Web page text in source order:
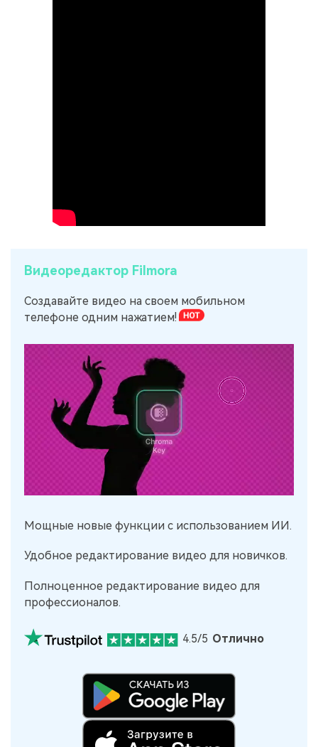
Видеоредактор Filmora
Создавайте видео на своем мобильном
телефоне одним нажатием!
Мощные новые функции с использованием ИИ.
Удобное редактирование видео для новичков.
Полноценное редактирование видео для
профессионалов.
4.5/5 Отлично